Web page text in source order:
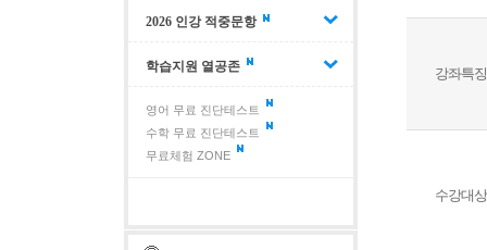
2026 인강 적중문항
학습지원 열공존
영어 무료 진단테스트
수학 무료 진단테스트
무료체험 ZONE
강좌특징
수강대상